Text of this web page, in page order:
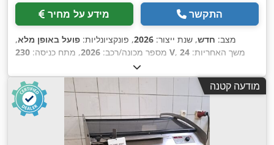
מידע על מחיר התקשר
מצב: חדש, שנת ייצור: 2026, פונקציונליות: פועל באופן מלא,
מספר מכונה/רכב: 2026, מתח כניסה: 230 V , משך האחריות: 24
מזגן
אורך כולל:440 מ"מ , רוחב כולל:1,700 מ"מ , גובה כולל:470 מ"מ
,
מתח בקרה:24 V , תדירות כניסה: , דרישת גובה:470 מ"מ
,
דרישת שטח אורך:
, רוחב נדרש: 1,700 מ"מ
מודעה קטנה